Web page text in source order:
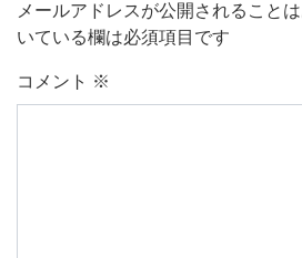
メールアドレスが公開されることは
いている欄は必須項目です
コメント ※